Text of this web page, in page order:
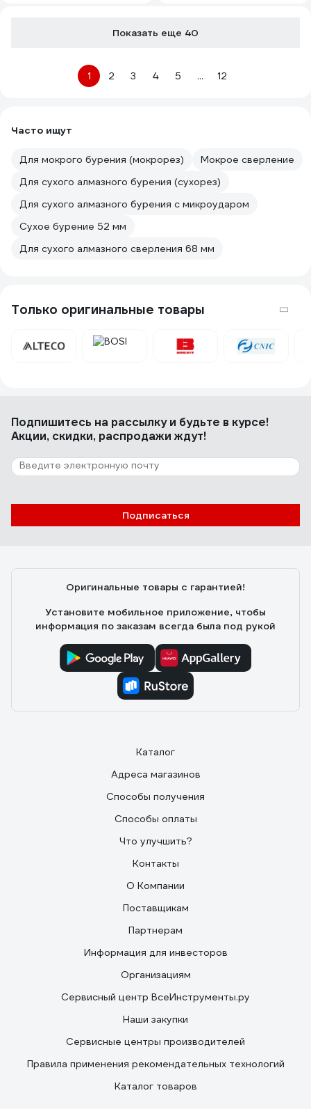
Показать еще 40
1 2 3 4 5 ... 12
Часто ищут
Для мокрого бурения (мокрорез)
Мокрое сверление
Для сухого алмазного бурения (сухорез)
Для сухого алмазного бурения с микроударом
Сухое бурение 52 мм
Для сухого алмазного сверления 68 мм
Только оригинальные товары
Подпишитесь на рассылкуи будьте в курсе!
Акции, скидки, распродажи ждут!
Подписаться
Оригинальные товары с гарантией!
Установите мобильное приложение, чтобы
информация по заказам всегда была под рукой
Каталог
Адреса магазинов
Способы получения
Способы оплаты
Что улучшить?
Контакты
О Компании
Поставщикам
Партнерам
Информация для инвесторов
Организациям
Сервисный центр ВсеИнструменты.ру
Наши закупки
Сервисные центры производителей
Правила применения рекомендательных технологий
Каталог товаров